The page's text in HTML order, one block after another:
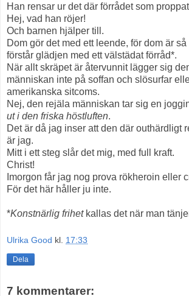
Han rensar ur det där förrådet som
Hej, vad han röjer!
Och barnen hjälper till.
Dom gör det med ett leende, för dom är
förstår glädjen med ett välstädat förråd*.
När allt skräpet är återvunnit lägger sig
människan inte på soffan och slösurfar
amerikanska sitcoms.
Nej, den rejäla människan tar sig en
ut i den friska höstluften.
Det är då jag inser att den där outhärdligt
är jag.
Mitt i ett steg slår det mig, med full kraft.
Christ!
Imorgon får jag nog prova rökheroin eller
För det här håller ju inte.
*Konstnärlig frihetkallas det när man
Ulrika Good kl. 17:33
Dela
7 kommentarer: